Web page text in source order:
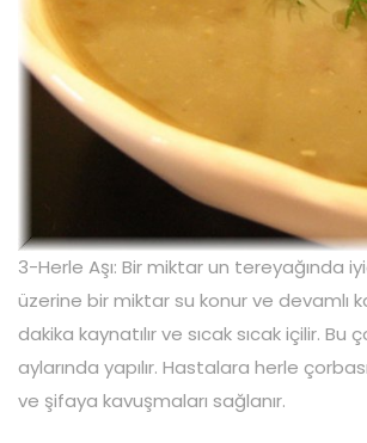
3-Herle Aşı: Bir miktar un tereyağında
üzerine bir miktar su konur ve devamlı
dakika kaynatılır ve sıcak sıcak içilir. Bu
aylarında yapılır. Hastalara herle
ve şifaya kavuşmaları sağlanır.